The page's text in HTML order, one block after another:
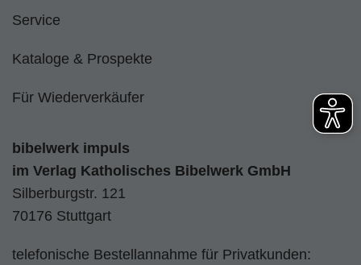
Service
Kataloge & Prospekte
Für Wiederverkäufer
bibelwerk impuls
im Verlag Katholisches Bibelwerk GmbH
Silberburgstr. 121
70176 Stuttgart
telefonische Bestellannahme für Privatkunden: